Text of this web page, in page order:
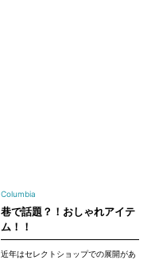
Columbia
巷で話題？！おしゃれアイテ
ム！！
近年はセレクトショップでの展開があ